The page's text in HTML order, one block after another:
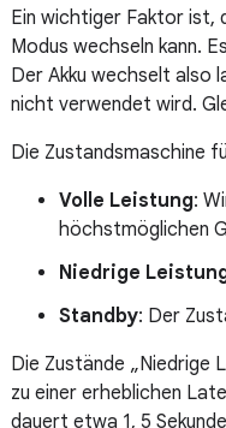
Ein wichtiger Faktor ist,
Modus wechseln kann.
Der Akku wechselt also
nicht verwendet wird.
Die Zustandsmaschine
Volle Leistung:
höchstmöglichen
Niedrige
Standby: Der
Die Zustände „Niedrige
zu einer erheblichen
dauert etwa 1, 5